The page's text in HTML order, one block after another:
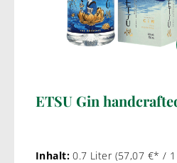
ETSU Gin
Inhalt:0.7 Liter (57,07 €* /